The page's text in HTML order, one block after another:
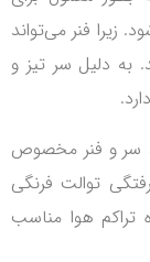
زیرا فنر می‌تواند
به دلیل سر تیز و
سر و فنر مخصوص
توالت فرنگی
تراکم هوا مناسب